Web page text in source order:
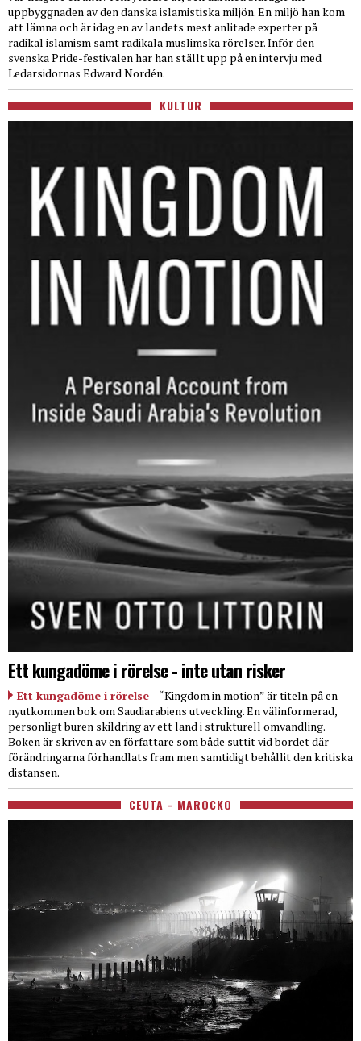
uppbyggnaden av den danska islamistiska miljön. En miljö han kom
att lämna och är idag en av landets mest anlitade experter på
radikal islamism samt radikala muslimska rörelser. Inför den
svenska Pride-festivalen har han ställt upp på en intervju med
Ledarsidornas Edward Nordén.
KULTUR
Ett kungadöme i rörelse - inte utan risker
Ett kungadöme i rörelse– “Kingdom in motion” är titeln på en
nyutkommen bok om Saudiarabiens utveckling. En välinformerad,
personligt buren skildring av ett land i strukturell omvandling.
Boken är skriven av en författare som både suttit vid bordet där
förändringarna förhandlats fram men samtidigt behållit den kritiska
distansen.
CEUTA - MAROCKO